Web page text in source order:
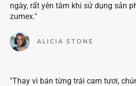
ngày, rất yên tâm khi sử dụng sản
zumex."
ALICIA STONE
"Thay vì bán từng trái cam tươi,